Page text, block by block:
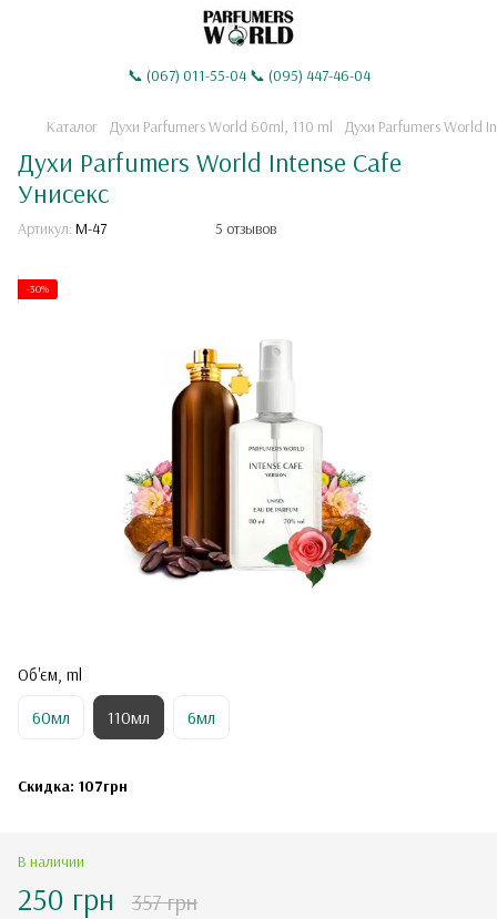
📞 (067) 011-55-04 📞 (095) 447-46-04
Каталог Духи Parfumers World 60ml, 110 ml Духи Parfumers World
Духи Parfumers World Intense Cafe
Унисекс
Артикул: M-47 5 отзывов
-30%
Об'єм, ml
60мл 110мл 6мл
Скидка: 107грн
В наличии
250 грн 357 грн